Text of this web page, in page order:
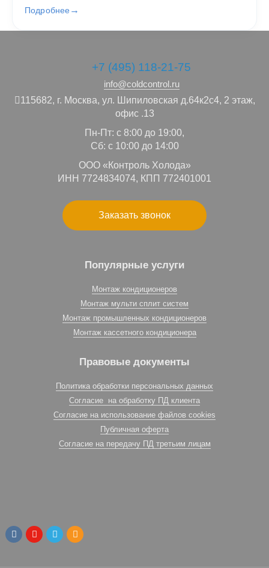
Подробнее
+7 (495) 118-21-75
info@coldcontrol.ru
115682, г. Москва, ул. Шипиловская д.64к2с4, 2 этаж,
офис .13
Пн-Пт: с 8:00 до 19:00,
Сб: с 10:00 до 14:00
ООО «Контроль Холода»
ИНН 7724834074, КПП 772401001
Заказать звонок
Популярные услуги
Монтаж кондиционеров
Монтаж мульти сплит систем
Монтаж промышленных кондиционеров
Монтаж кассетного кондиционера
Правовые документы
Политика обработки персональных данных
Согласие на обработку ПД клиента
Согласие на использование файлов cookies
Публичная оферта
Согласие на передачу ПД третьим лицам